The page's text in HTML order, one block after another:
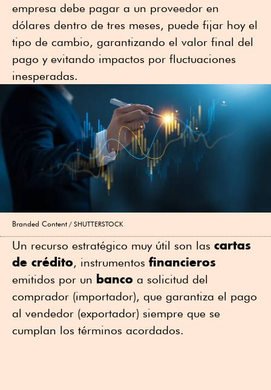
empresa debe pagar a un proveedor en
dólares dentro de tres meses, puede fijar hoy el
tipo de cambio, garantizando el valor final del
pago y evitando impactos por fluctuaciones
inesperadas.
Branded Content SHUTTERSTOCK
Un recurso estratégico muy útil son las cartas
de crédito, instrumentos financieros
emitidos por un banco a solicitud del
comprador (importador), que garantiza el pago
al vendedor (exportador) siempre que se
cumplan los términos acordados.